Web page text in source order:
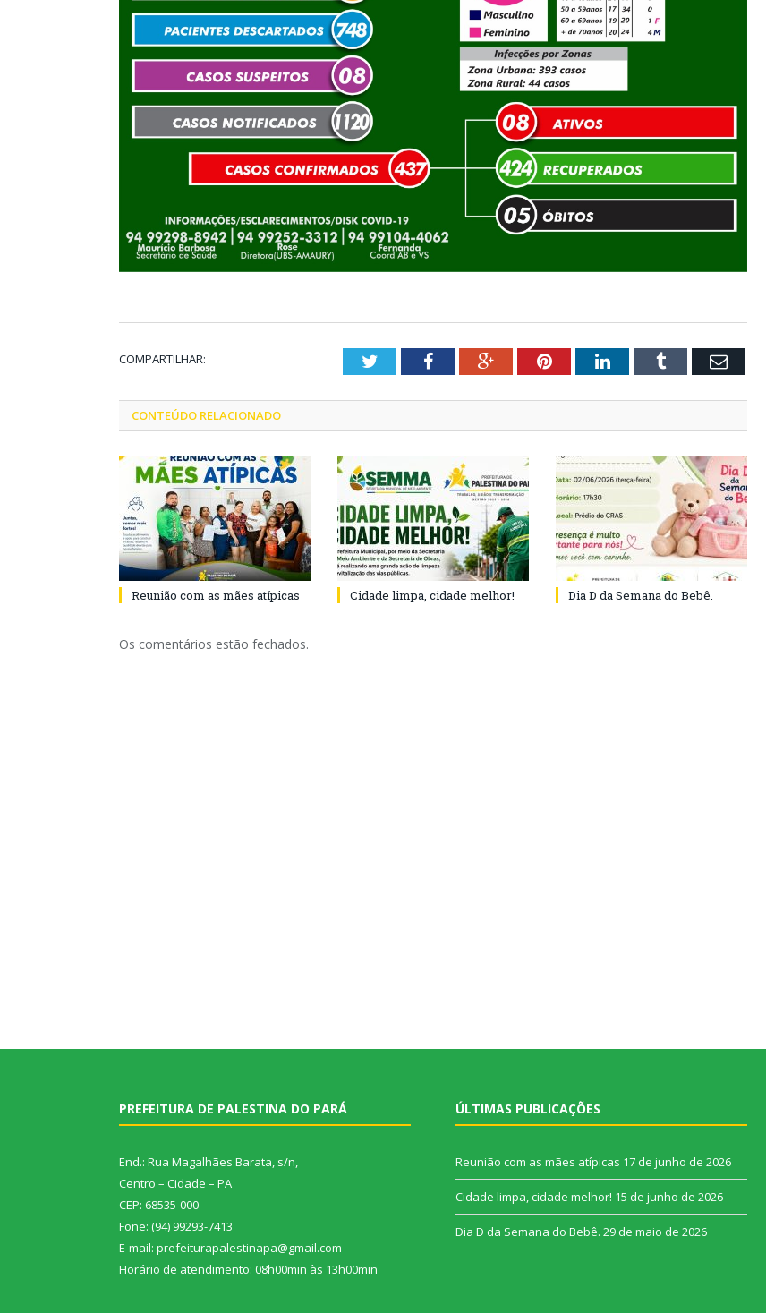
COMPARTILHAR: TwitterFacebookGoogle+PinterestLinkedInTumblr Email
CONTEÚDO RELACIONADO
Reunião com as mães atípicas Cidade limpa, cidade melhor! Dia D da Semana do Bebê.
Os comentários estão fechados.
PREFEITURA DE PALESTINA DO PARÁ
End.: Rua Magalhães Barata, s/n,
Centro – Cidade – PA
CEP: 68535-000
Fone: (94) 99293-7413
E-mail: prefeiturapalestinapa@gmail.com
Horário de atendimento: 08h00min às 13h00min
ÚLTIMAS PUBLICAÇÕES
Reunião com as mães atípicas 17 de junho de 2026
Cidade limpa, cidade melhor! 15 de junho de 2026
Dia D da Semana do Bebê. 29 de maio de 2026